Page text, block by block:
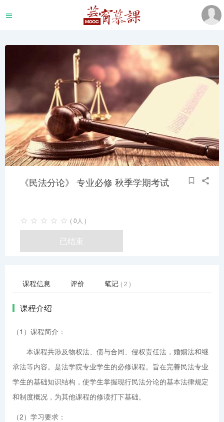
《民法分论》 专业必修 秋季学期考试
( 0人 )
已结束
课程信息 评价 笔记 ( 2 )
课程介绍
（1）课程简介：
本课程共涉及物权法、债与合同、侵权责任法，婚姻法和继
承法等内容。是法学院专业学生的必修课程。旨在完善民法专业
学生的基础知识结构，使学生掌握现行民法分论的基本法律规定
和制度概况，为其他课程的修读打下基础。
（2）学习要求：